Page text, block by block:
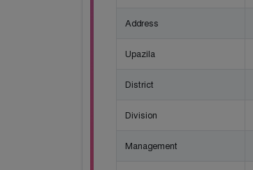
Address
Upazila
District
Division
Management